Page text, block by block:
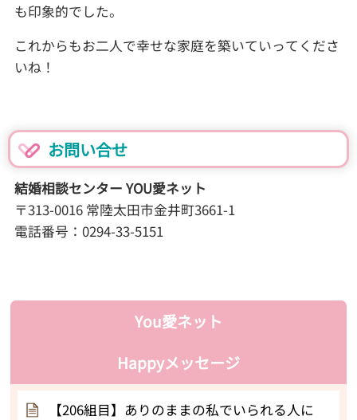
も印象的でした。
これからもお二人で幸せな家庭を築いていってくださ
いね！
お問い合せ
結婚相談センター YOU愛ネット
〒313-0016 常陸太田市金井町3661-1
電話番号：0294-33-5151
You愛ネット
Happyメッセージ
【206組目】ありのままの私でいられる人に